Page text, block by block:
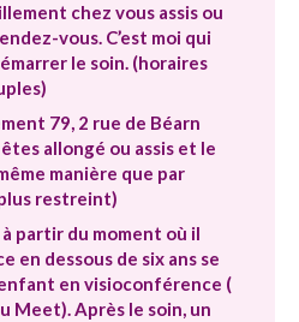
chez vous assis ou
vous. C’est moi qui
le soin. (horaires
79, 2 rue de Béarn
allongé ou assis et le
manière que par
restreint)
du moment où il
en dessous de six ans se
en visioconférence (
Meet). Après le soin, un